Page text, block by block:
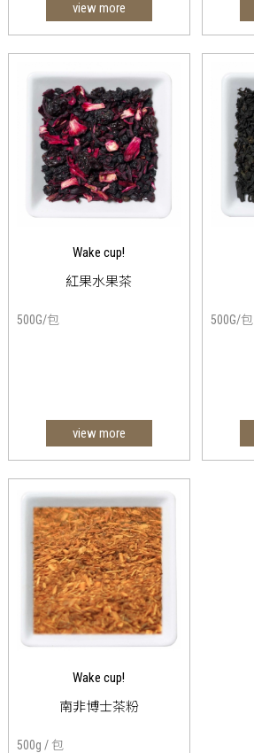
view more
Wake cup!
紅果水果茶
500G/包
view more
500G/包
Wake cup!
南非博士茶粉
500g / 包